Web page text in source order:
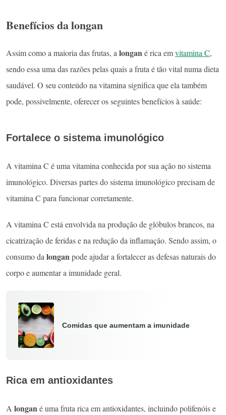
Benefícios da longan
Assim como a maioria das frutas, alongané rica emvitamina C,
sendo essa uma das razões pelas quais a fruta é tão vital numa dieta
saudável. O seu conteúdo na vitamina significa que ela também
pode, possivelmente, oferecer os seguintes benefícios à saúde:
Fortalece o sistema imunológico
A vitamina C é uma vitamina conhecida por sua ação no sistema
imunológico. Diversas partes do sistema imunológico precisam de
vitamina C para funcionar corretamente.
A vitamina C está envolvida na produção de glóbulos brancos, na
cicatrização de feridas e na redução da inflamação. Sendo assim, o
consumo da longan pode ajudar a fortalecer as defesas naturais do
corpo e aumentar a imunidade geral.
Comidas que aumentam a imunidade
Rica em antioxidantes
A longané uma fruta rica em antioxidantes, incluindo polifenóis e